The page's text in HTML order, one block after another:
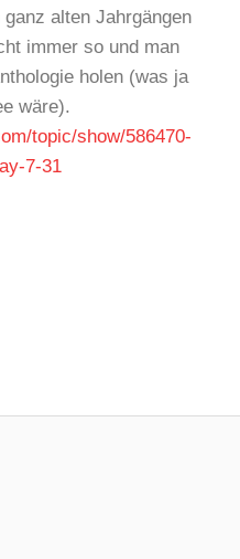
alten Jahrgängen
immer so und man
holen (was ja
wäre).
topic/show/586470-
7-31